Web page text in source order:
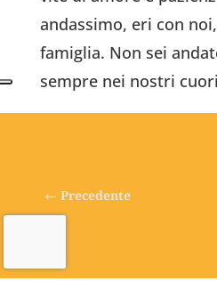
andassimo, eri con
famiglia. Non sei
sempre nei nostri
← Precedente